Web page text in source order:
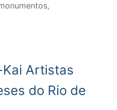
Kai Artistas
do Rio de